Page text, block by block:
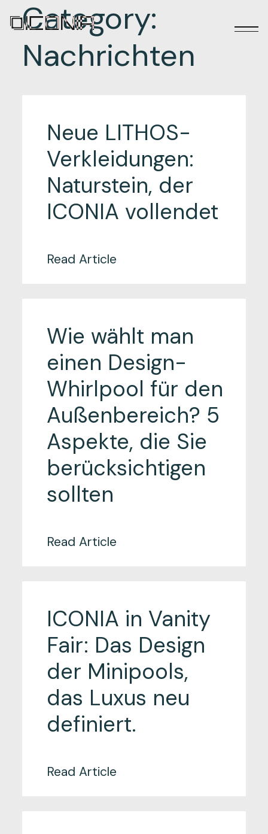
Category:
Nachrichten
Neue LITHOS-
Verkleidungen:
Naturstein, der
ICONIA vollendet
Read Article
Wie wählt man
einen Design-
Whirlpool für den
Außenbereich? 5
Aspekte, die Sie
berücksichtigen
sollten
Read Article
ICONIA in Vanity
Fair: Das Design
der Minipools,
das Luxus neu
definiert.
Read Article